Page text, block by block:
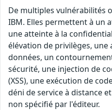
De multiples vulnérabilités
IBM. Elles permettent à un
une atteinte à la
élévation de privilèges,
données, un
sécurité, une injection de
(XSS), une exécution de
déni de service à distance
non spécifié par l'éditeur.